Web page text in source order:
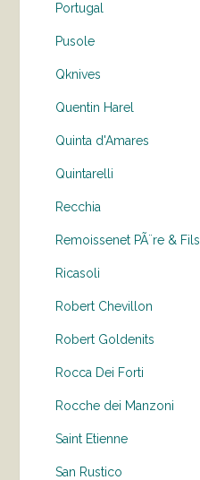
Portugal
Pusole
Qknives
Quentin Harel
Quinta d'Amares
Quintarelli
Recchia
Remoissenet PÃ¨re & Fils
Ricasoli
Robert Chevillon
Robert Goldenits
Rocca Dei Forti
Rocche dei Manzoni
Saint Etienne
San Rustico